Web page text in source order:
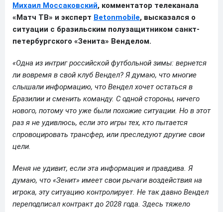
Михаил Моссаковский, комментатор телеканала
«Матч ТВ» и эксперт Betonmobile, высказался о
ситуации с бразильским полузащитником санкт-
петербургского «Зенита» Венделом.
«Одна из интриг российской футбольной зимы: вернется
ли вовремя в свой клуб Вендел? Я думаю, что многие
слышали информацию, что Вендел хочет остаться в
Бразилии и сменить команду. С одной стороны, ничего
нового, потому что уже были похожие ситуации. Но в этот
раз я не удивлюсь, если это игры тех, кто пытается
спровоцировать трансфер, или преследуют другие свои
цели.
Меня не удивит, если эта информация и правдива. Я
думаю, что «Зенит» имеет свои рычаги воздействия на
игрока, эту ситуацию контролирует. Не так давно Вендел
переподписал контракт до 2028 года. Здесь тяжело